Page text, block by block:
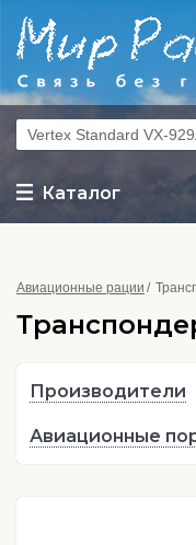
Каталог
Авиационные рации
Производители
Авиационные